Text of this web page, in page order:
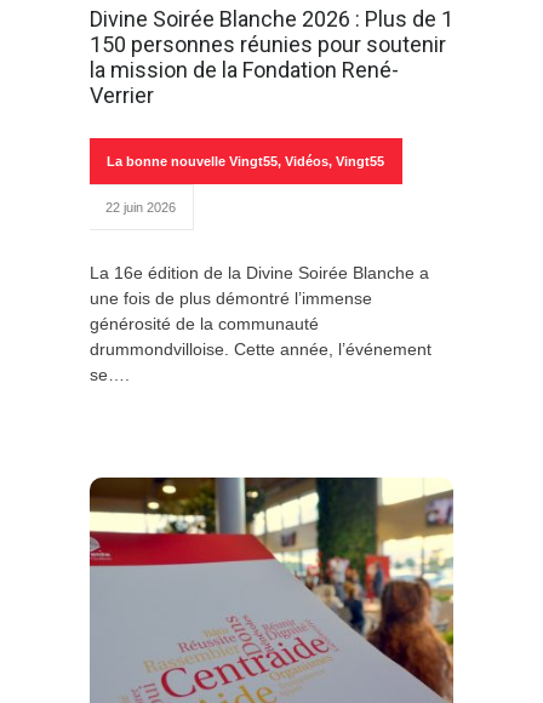
Divine Soirée Blanche 2026 : Plus de 1
150 personnes réunies pour soutenir
la mission de la Fondation René-
Verrier
La bonne nouvelle Vingt55, Vidéos, Vingt55
22 juin 2026
La 16e édition de la Divine Soirée Blanche a
une fois de plus démontré l’immense
générosité de la communauté
drummondvilloise. Cette année, l’événement
se….